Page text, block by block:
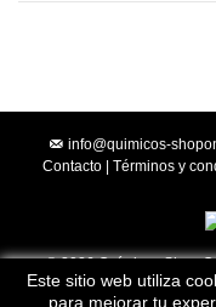
Este sitio web utiliza
para mejorar tu
info@quimicos-
Contacto| Términos y
© 2026 Químicos Shop